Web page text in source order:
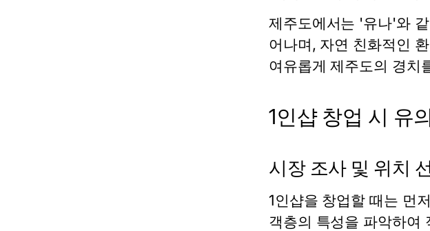
제주도에서는 '유나'와
어나며, 자연 친화적인
여유롭게 제주도의 경치
1인샵 창업 시 유
시장 조사 및 위치
1인샵을 창업할 때는 먼
객층의 특성을 파악하여